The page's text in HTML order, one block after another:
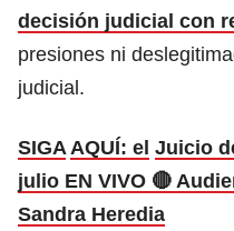
decisión judicial con
presiones ni
judicial.
SIGA AQUÍ: el Juicio
julio EN VIVO 🔴
Sandra Heredia